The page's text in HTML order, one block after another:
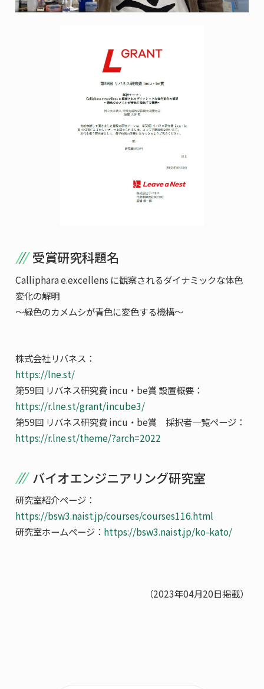
受賞研究科題名
Calliphara e.excellens に観察されるダイナミックな体色
変化の解明
～緑色のカメムシが青色に変色する機構～
株式会社リバネス：
https://lne.st/
第59回 リバネス研究費 incu・be賞 設置概要：
https://r.lne.st/grant/incube3/
第59回 リバネス研究費 incu・be賞 採択者一覧ページ：
https://r.lne.st/theme/?arch=2022
バイオエンジニアリング研究室
研究室紹介ページ：
https://bsw3.naist.jp/courses/courses116.html
研究室ホームページ： https://bsw3.naist.jp/ko-kato/
（2023年04月20日掲載）